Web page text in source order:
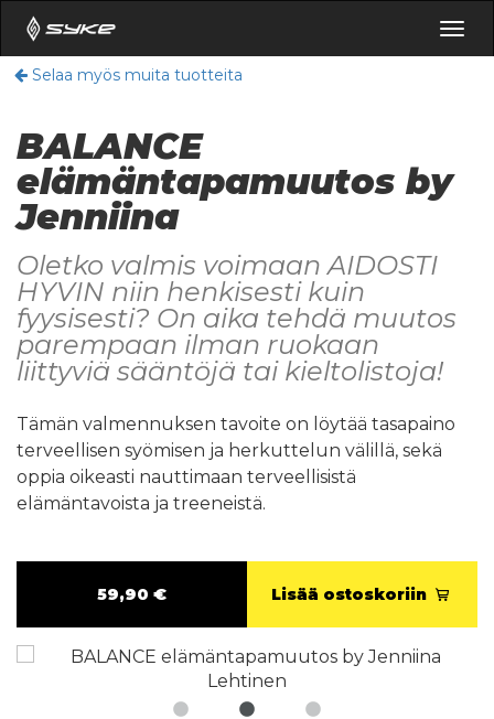
Selaa myös muita tuotteita
BALANCE
elämäntapamuutos by
Jenniina
Oletko valmis voimaan AIDOSTI
HYVIN niin henkisesti kuin
fyysisesti? On aika tehdä muutos
parempaan ilman ruokaan
liittyviä sääntöjä tai kieltolistoja!
Tämän valmennuksen tavoite on löytää tasapaino
terveellisen syömisen ja herkuttelun välillä, sekä
oppia oikeasti nauttimaan terveellisistä
elämäntavoista ja treeneistä.
59,90 € Lisää ostoskoriin